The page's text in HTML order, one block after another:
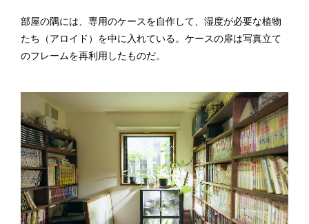
部屋の隅には、専用のケースを自作して、湿度が必要な植物
たち（アロイド）を中に入れている。ケースの扉は写真立て
のフレームを再利用したものだ。